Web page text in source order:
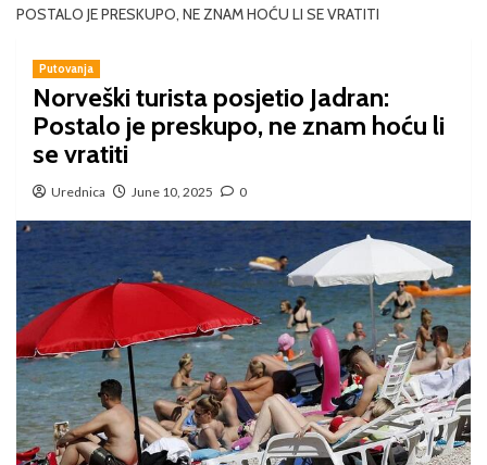
POSTALO JE PRESKUPO, NE ZNAM HOĆU LI SE VRATITI
Putovanja
Norveški turista posjetio Jadran:
Postalo je preskupo, ne znam hoću li
se vratiti
Urednica June 10, 2025 0